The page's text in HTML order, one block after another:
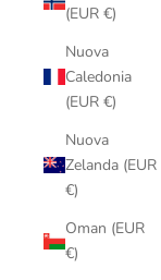
(EUR €)
Nuova
Caledonia
(EUR €)
Nuova
Zelanda (EUR
€)
Oman (EUR
€)